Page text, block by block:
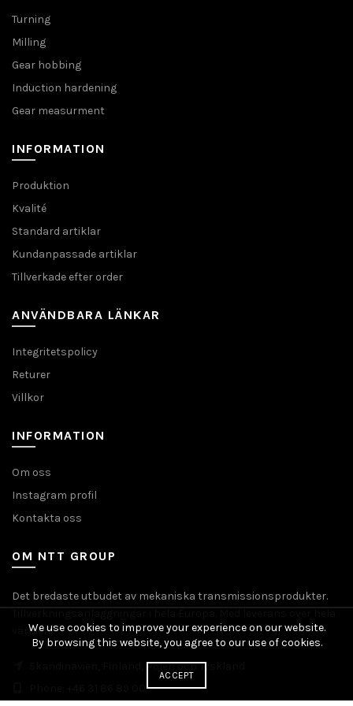
Turning
Milling
Gear hobbing
Induction hardening
Gear measurment
INFORMATION
Produktion
Kvalité
Standard artiklar
Kundanpassade artiklar
Tillverkade efter order
ANVÄNDBARA LÄNKAR
Integritetspolicy
Returer
Villkor
INFORMATION
Om oss
Instagram profil
Kontakta oss
OM NTT GROUP
Det bredaste utbudet av mekaniska transmissionsprodukter.
världen.
Skandinavien, Finland, Polen och Tyskland
We use cookies to improve your experience on our website.
By browsing this website, you agree to our use of cookies.
ACCEPT